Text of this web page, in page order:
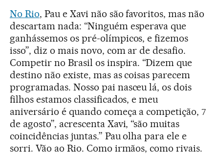
No Rio, Pau e Xavi não são favoritos, mas não
descartam nada: “Ninguém esperava que
ganhássemos os pré-olímpicos, e fizemos
isso”, diz o mais novo, com ar de desafio.
Competir no Brasil os inspira. “Dizem que
destino não existe, mas as coisas parecem
programadas. Nosso pai nasceu lá, os dois
filhos estamos classificados, e meu
aniversário é quando começa a competição, 7
de agosto”, acrescenta Xavi, “são muitas
coincidências juntas.” Pau olha para ele e
sorri. Vão ao Rio. Como irmãos, como rivais.